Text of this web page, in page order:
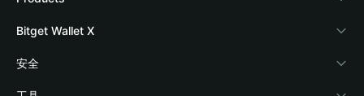
部落格
學院
Crypto Card
Stablecoin Earn
Bitget Wallet X
開發者文件
安全